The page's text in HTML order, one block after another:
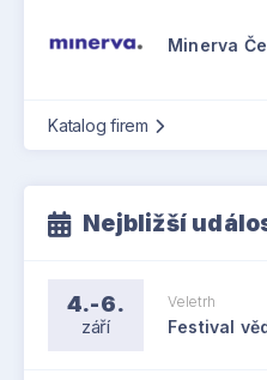
Minerva
Katalog firem
Nejbližší
4.-6.
září
Veletrh
Festival